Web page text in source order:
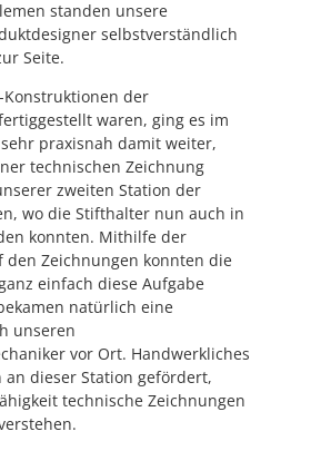
standen unsere
selbstverständlich
Seite.
Konstruktionen der
waren, ging es im
praxisnah damit weiter,
technischen Zeichnung
zweiten Station der
wo die Stifthalter nun auch in
konnten. Mithilfe der
den Zeichnungen konnten die
einfach diese Aufgabe
natürlich eine
unseren
vor Ort. Handwerkliches
an dieser Station gefördert,
technische Zeichnungen